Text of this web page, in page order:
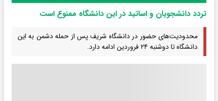
تردد دانشجویان و اساتید در این دانشگاه ممنوع است
محدودیت‌های حضور در دانشگاه شریف پس از حمله دشمن به این
دانشگاه تا دوشنبه ۲۴ فروردین ادامه دارد.